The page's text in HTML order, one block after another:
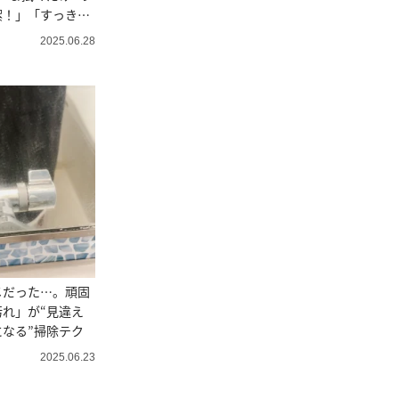
」「すっきり
2025.06.28
だった…。頑固
」が“見違え
る”掃除テク
2025.06.23